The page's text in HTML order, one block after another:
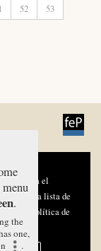
52
53
.
the
one,
.
para el
la lista de
Política de